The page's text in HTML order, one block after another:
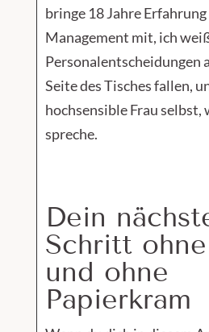
bringe 18 Jahre
Management mit, ich
Personalentscheidungen
Seite des Tisches fallen,
hochsensible Frau selbst,
spreche.
Dein
Schritt
und ohne
Papierkram